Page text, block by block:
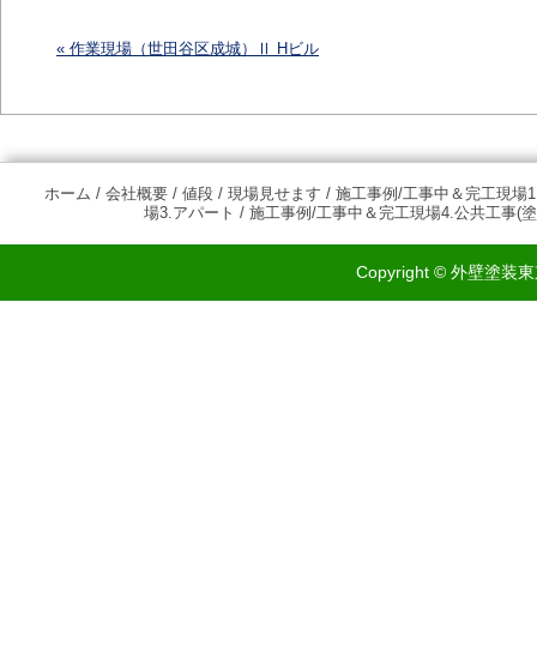
« 作業現場（世田谷区成城）Ⅱ Hビル
ホーム / 会社概要 / 値段 / 現場見せます / 施工事例/工事中＆完工現場
場3.アパート / 施工事例/工事中＆完工現場4.公共工事(
Copyright © 外壁塗装